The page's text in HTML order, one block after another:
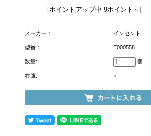
[ポイントアップ中 9ポイント～]
メーカー： インセント
型番： E000558
数量: 個
在庫: ○